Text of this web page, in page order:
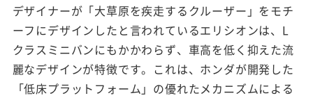
デザイナーが「大草原を疾走するクルーザー」をモチ
ーフにデザインしたと言われているエリシオンは、L
クラスミニバンにもかかわらず、車高を低く抑えた流
麗なデザインが特徴です。これは、ホンダが開発した
「低床プラットフォーム」の優れたメカニズムによる